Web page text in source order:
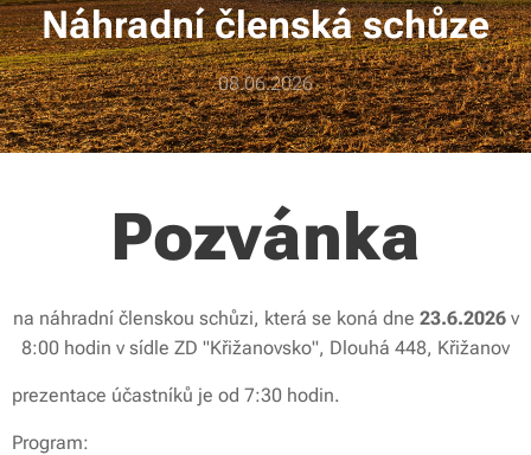
Náhradní členská schůze
08.06.2026
Pozvánka
na náhradní členskou schůzi, která se koná dne 23.6.2026v
8:00 hodin v sídle ZD "Křižanovsko", Dlouhá 448, Křižanov
prezentace účastníků je od 7:30 hodin.
Program: